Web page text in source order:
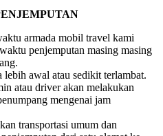
armada mobil travel kami
penjemputan masing masing
lebih awal atau sedikit terlambat.
atau driver akan melakukan
mengenai jam
transportasi umum dan